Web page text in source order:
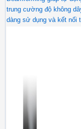
trung cường độ không
dàng sử dụng và kết nối